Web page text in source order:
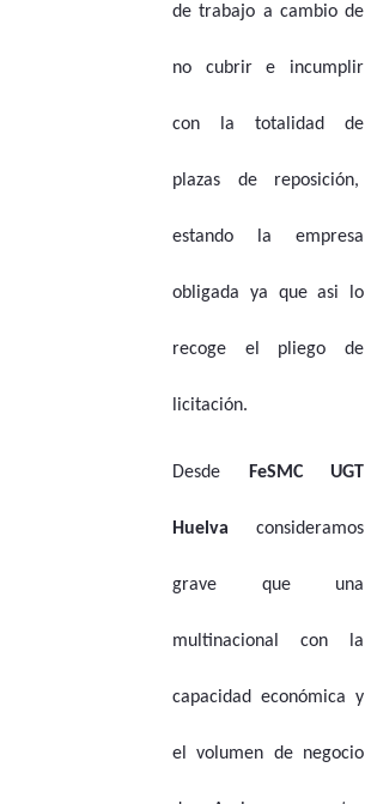
de trabajo a cambio de
no cubrir e incumplir
con la totalidad de
plazas de reposición,
estando la empresa
obligada ya que asi lo
recoge el pliego de
licitación.
Desde FeSMC UGT
Huelva consideramos
grave que una
multinacional con la
capacidad económica y
el volumen de negocio